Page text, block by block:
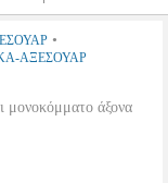
•
ΑΞΕΣΟΥΑΡ
μονοκόμματο άξονα